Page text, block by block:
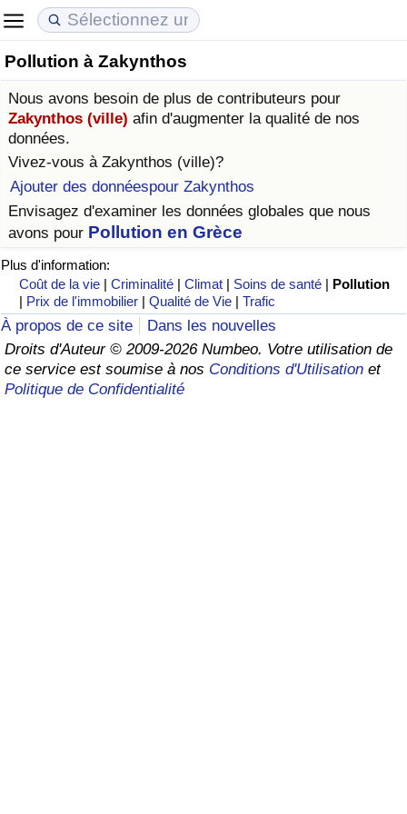
Pollution à Zakynthos
Nous avons besoin de plus de contributeurs pour
Zakynthos (ville) afin d'augmenter la qualité de nos
données.
Vivez-vous à Zakynthos (ville)?
Ajouter des donnéespour Zakynthos
Envisagez d'examiner les données globales que nous
avons pour Pollution en Grèce
Plus d'information:
Coût de la vie |Criminalité |Climat | Soins de santé | Pollution
| Prix de l'immobilier |Qualité de Vie |Trafic
À propos de ce site
Dans les nouvelles
Droits d'Auteur © 2009-2026 Numbeo. Votre utilisation de
ce service est soumise à nos Conditions d'Utilisation et
Politique de Confidentialité
Coût de la vie
Indice du Coût de la Vie (Actuel)
Indice du Coût de la Vie
Indice du coût de la vie par pays
à Akaba
Prix de l'immobilier
Indice des Prix de l'immobilier (Actuel)
Indice des Prix de l'immobilier
Indice des Prix de l'immobilier par Pays
Qualité de Vie
Indice de Qualité de Vie
Indice de Qualité de Vie (Actuel)
Indice de qualité de vie par pays
Criminalité
Indice de Criminalité (Actuel)
Indice de Criminalité
Indice de criminalité par pays